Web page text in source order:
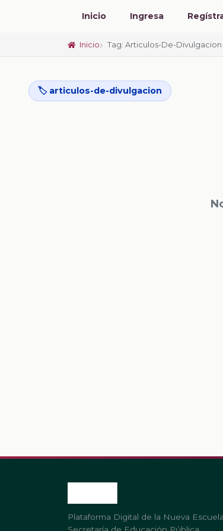
Inicio Ingresa
Inicio Tag: Articulos-De-Divulgacion
🏷️ articulos-de-divulgacion
Plataforma Digital de la Nueva